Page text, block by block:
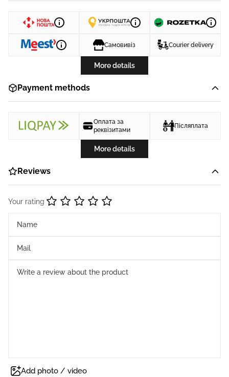
Самовивіз Courier delivery
More details
Payment methods
Оплата за
реквізитами
Післяплата
More details
Reviews
Your rating
Add photo / video